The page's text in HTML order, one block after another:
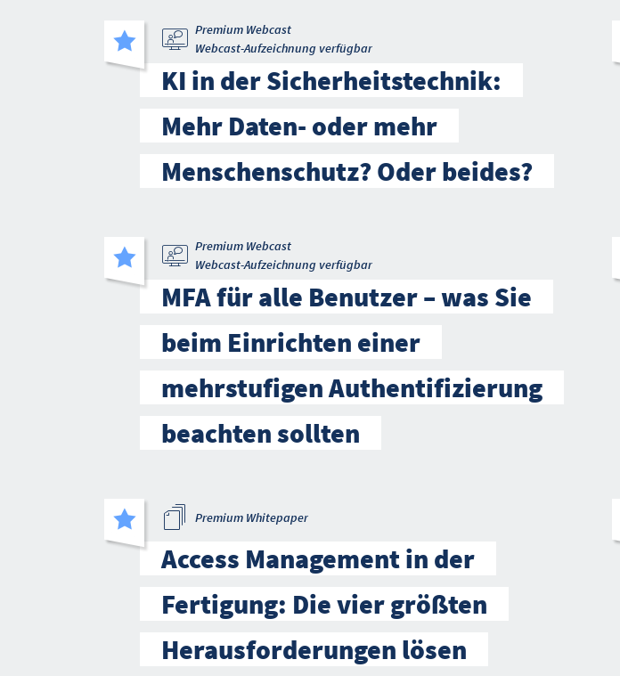
Premium Webcast
Webcast-Aufzeichnung verfügbar
KI in der Sicherheitstechnik:
Mehr Daten- oder mehr
Menschenschutz? Oder beides?
Premium Webcast
Webcast-Aufzeichnung verfügbar
MFA für alle Benutzer – was Sie
beim Einrichten einer
mehrstufigen Authentifizierung
beachten sollten
Premium Whitepaper
Access Management in der
Fertigung: Die vier größten
Herausforderungen lösen